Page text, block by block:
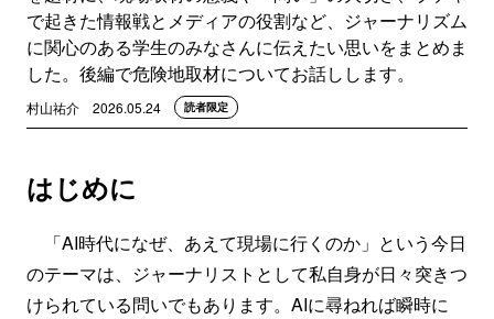
で起きた情報戦とメディアの役割など、ジャーナリズム
に関心のある学生のみなさんに伝えたい思いをまとめま
した。後編で危険地取材についてお話しします。
村山祐介 2026.05.24 読者限定
はじめに
「AI時代になぜ、あえて現場に行くのか」という今日
のテーマは、ジャーナリストとして私自身が日々突きつ
けられている問いでもあります。AIに尋ねれば瞬時に